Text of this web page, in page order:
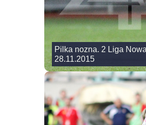
Pilka nozna. 2 Liga
28.11.2015